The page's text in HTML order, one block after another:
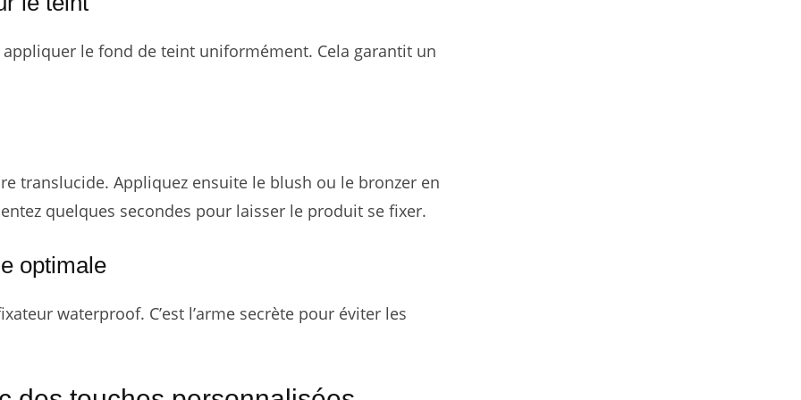
le fond de teint uniformément. Cela garantit un
translucide. Appliquez ensuite le blush ou le bronzer en
quelques secondes pour laisser le produit se fixer.
optimale
waterproof. C’est l’arme secrète pour éviter les